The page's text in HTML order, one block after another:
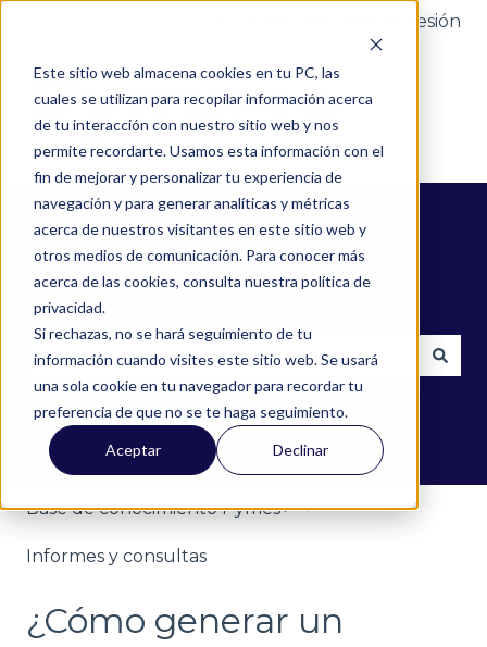
Este sitio web almacena cookies en tu PC, las
cuales se utilizan para recopilar información acerca
de tu interacción con nuestro sitio web y nos
permite recordarte. Usamos esta información con el
fin de mejorar y personalizar tu experiencia de
navegación y para generar analíticas y métricas
acerca de nuestros visitantes en este sitio web y
otros medios de comunicación. Para conocer más
acerca de las cookies, consulta nuestra política de
privacidad.
Si rechazas, no se hará seguimiento de tu
información cuando visites este sitio web. Se usará
una sola cookie en tu navegador para recordar tu
preferencia de que no se te haga seguimiento.
Aceptar Declinar
Iniciar sesión
¿Cómo podemos ayudarte?
No hay sugerencias porque el campo de
Base de conocimiento Pymes+
Informes y consultas
¿Cómo generar un